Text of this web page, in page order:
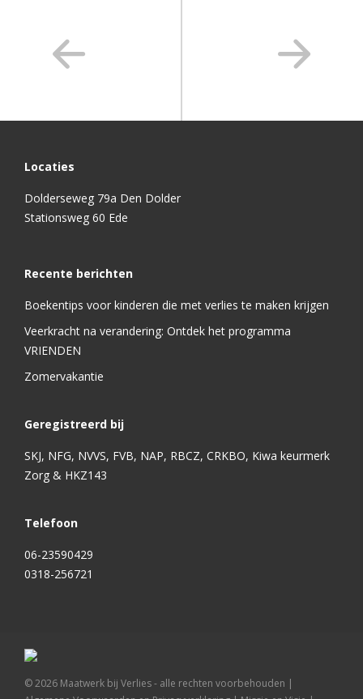
Locaties
Dolderseweg 79a Den Dolder
Stationsweg 60 Ede
Recente berichten
Boekentips voor kinderen die met verlies te maken krijgen
Veerkracht na verandering: Ontdek het programma
VRIENDEN
Zomervakantie
Geregistreerd bij
SKJ, NFG, NVVS, FVB, NAP, RBCZ, CRKBO, Kiwa keurmerk
Zorg & HKZ143
Telefoon
06-23590429
0318-256721
©2026 Maatwerk bij Verlies - alle rechten voorbehouden |